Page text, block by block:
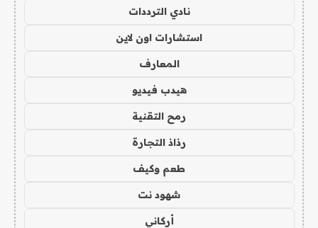
نادي الترددات
استشارات اون لاين
المعارف
هيدب فيديو
رمح التقنية
رذاذ التجارة
طعم وكيف
شهود نت
أركاني